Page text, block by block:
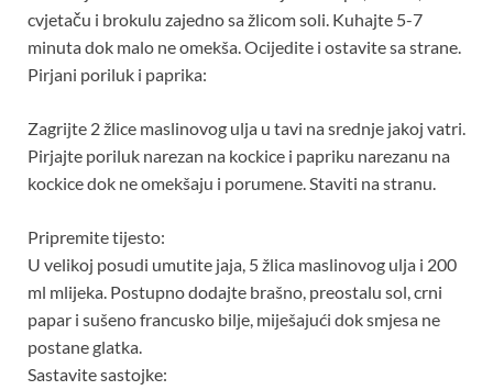
cvjetaču i brokulu zajedno sa žlicom soli. Kuhajte 5-7
minuta dok malo ne omekša. Ocijedite i ostavite sa strane.
Pirjani poriluk i paprika:
Zagrijte 2 žlice maslinovog ulja u tavi na srednje jakoj vatri.
Pirjajte poriluk narezan na kockice i papriku narezanu na
kockice dok ne omekšaju i porumene. Staviti na stranu.
Pripremite tijesto:
U velikoj posudi umutite jaja, 5 žlica maslinovog ulja i 200
ml mlijeka. Postupno dodajte brašno, preostalu sol, crni
papar i sušeno francusko bilje, miješajući dok smjesa ne
postane glatka.
Sastavite sastojke: